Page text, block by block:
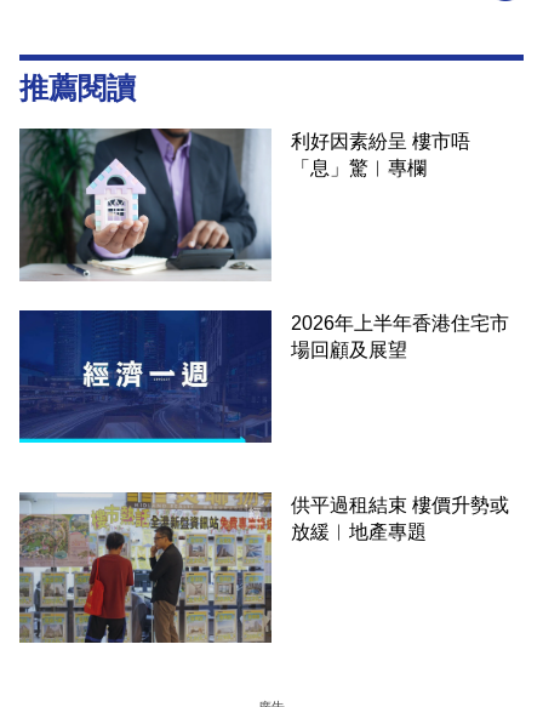
推薦閱讀
利好因素紛呈 樓市唔
「息」驚︳專欄
2026年上半年香港住宅市
場回顧及展望
供平過租結束 樓價升勢或
放緩︳地產專題